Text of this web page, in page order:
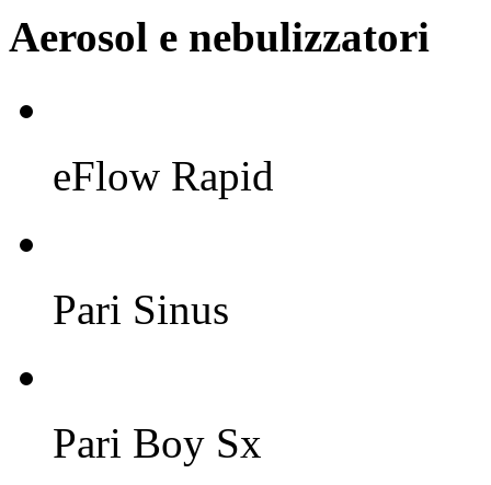
Aerosol e nebulizzatori
eFlow Rapid
Pari Sinus
Pari Boy Sx